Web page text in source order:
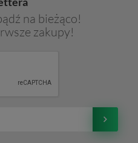
na bieżąco!
zakupy!